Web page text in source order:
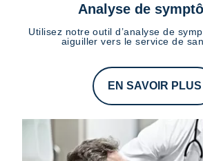
Analyse de
Utilisez notre outil d’analyse de
aiguiller vers le service de
EN SAVOIR PLUS